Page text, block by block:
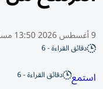
9 أغسطس 2026 13:50 مساء
دقائق القراءة - 6
استمع دقائق القراءة - 6